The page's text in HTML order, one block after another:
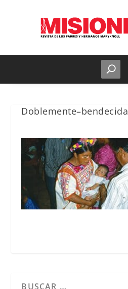
Doblemente–bendecida